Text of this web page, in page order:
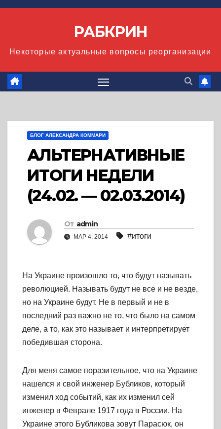
Перейти
РАБКРИН
Некоторые актуальные вопросы реорганизации
БЛОГ АЛЕКСАНДРА КОММАРИ
АЛЬТЕРНАТИВНЫЕ
ИТОГИ НЕДЕЛИ
(24.02. — 02.03.2014)
От admin
МАР 4, 2014 #итоги
На Украине произошло то, что будут называть
революцией. Называть будут не все и не везде,
но на Украине будут. Не в первый и не в
последний раз важно не то, что было на самом
деле, а то, как это называет и интерпретирует
победившая сторона.
Для меня самое поразительное, что на Украине
нашелся и свой инженер Бубликов, который
изменил ход событий, как их изменил сей
инженер в Феврале 1917 года в России. На
Украине этого Бубликова зовут Парасюк, он